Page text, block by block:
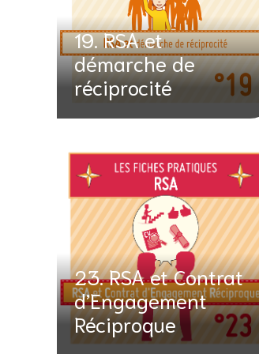
19. RSA et
démarche de
réciprocité
23. RSA et Contrat
d’Engagement
Réciproque